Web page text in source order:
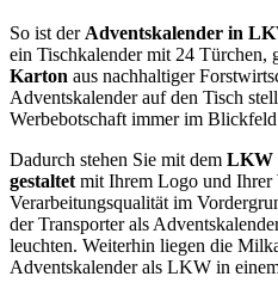
So ist derAdventskalender in
ein Tischkalender mit 24 Türchen,
Karton aus nachhaltiger
Adventskalender auf den Tisch
Werbebotschaft immer im
Dadurch stehen Sie mit dem LKW
gestaltetmit Ihrem Logo und Ihrer
Verarbeitungsqualität im
der Transporter als
leuchten. Weiterhin liegen die
Adventskalender als LKW in